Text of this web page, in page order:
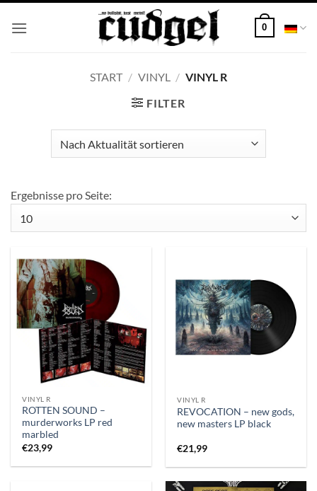
Inhalt
springen
0
START / VINYL / VINYL R
FILTER
Ergebnisse pro Seite:
VINYL R
ROTTEN SOUND –
murderworks LP red
marbled
€23,99
VINYL R
REVOCATION – new gods,
new masters LP black
€21,99